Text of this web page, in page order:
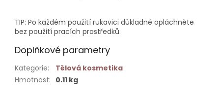
TIP: Po každém použití rukavici důkladně opláchněte
bez použití pracích prostředků.
Doplňkové parametry
Kategorie:
Tělová kosmetika
Hmotnost: 0.11 kg